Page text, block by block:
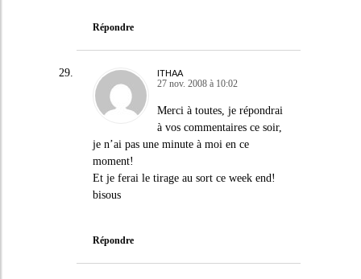
Répondre
ITHAA
27 nov. 2008 à 10:02
Merci à toutes, je répondrai
à vos commentaires ce soir,
je n’ai pas une minute à moi en ce
moment!
Et je ferai le tirage au sort ce week end!
bisous
Répondre